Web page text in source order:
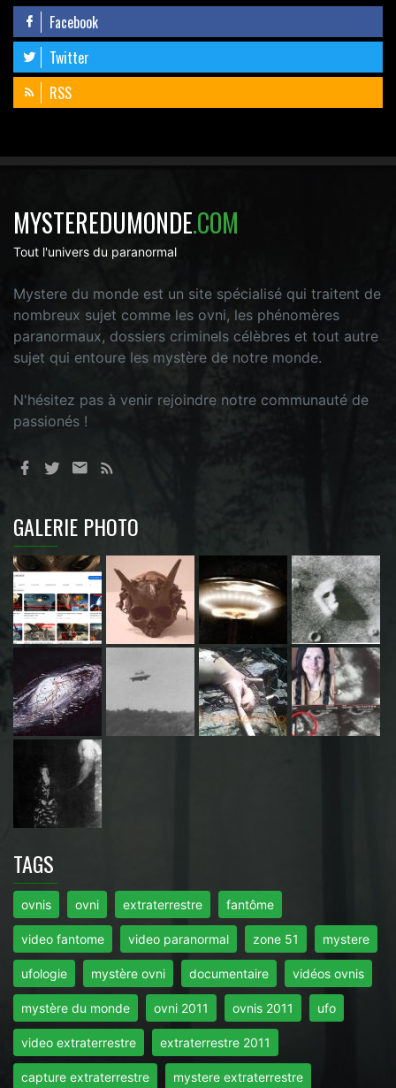
Facebook
Twitter
RSS
MYSTEREDUMONDE.COM
Tout l'univers du paranormal
Mystere du monde est un site spécialisé qui traitent de
nombreux sujet comme les ovni, les phénomères
paranormaux, dossiers criminels célèbres et tout autre
sujet qui entoure les mystère de notre monde.
N'hésitez pas à venir rejoindre notre communauté de
passionés !
GALERIE PHOTO
TAGS
ovnis ovni extraterrestre fantôme
video fantome video paranormal zone 51 mystere
ufologie mystère ovni documentaire vidéos ovnis
mystère du monde ovni 2011 ovnis 2011 ufo
video extraterrestre extraterrestre 2011
capture extraterrestre mystere extraterrestre